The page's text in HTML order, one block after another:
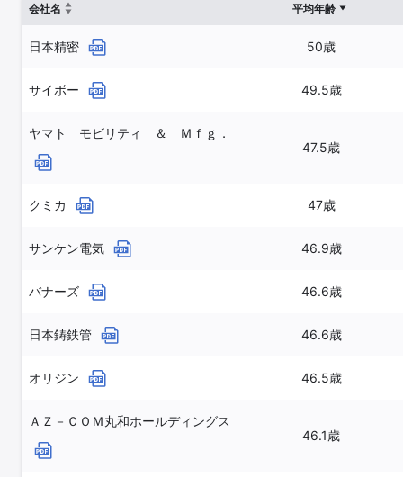
会社名
平均年齢
日本精密 50歳
サイボー 49.5歳
ヤマト モビリティ ＆ Ｍｆｇ．
47.5歳
クミカ 47歳
サンケン電気 46.9歳
バナーズ 46.6歳
日本鋳鉄管 46.6歳
オリジン 46.5歳
ＡＺ－ＣＯＭ丸和ホールディングス
46.1歳